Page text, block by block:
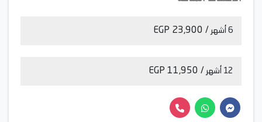
6 أشهر / 23,900 EGP
12 أشهر / 11,950 EGP